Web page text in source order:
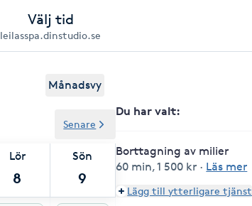
Välj tid
leilasspa.dinstudio.se
Månadsvy
Lör
8
Sön
9
Senare
Du har valt:
Borttagning av milier
60 min,1 500 kr · Läs mer
Lägg till ytterligare tjänst